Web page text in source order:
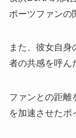
ポーツファンの
また、彼女自
者の共感を呼ん
ファンとの距離
を加速させたポ